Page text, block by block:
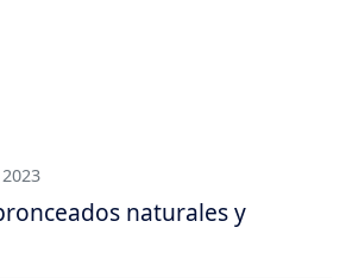
naturales y